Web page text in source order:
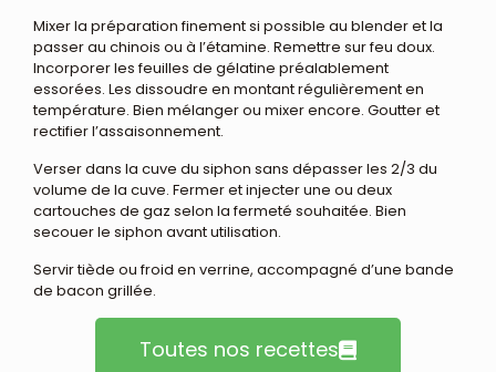
Mixer la préparation finement si possible au blender et la
passer au chinois ou à l’étamine. Remettre sur feu doux.
Incorporer les feuilles de gélatine préalablement
essorées. Les dissoudre en montant régulièrement en
température. Bien mélanger ou mixer encore. Goutter et
rectifier l’assaisonnement.
Verser dans la cuve du siphon sans dépasser les 2/3 du
volume de la cuve. Fermer et injecter une ou deux
cartouches de gaz selon la fermeté souhaitée. Bien
secouer le siphon avant utilisation.
Servir tiède ou froid en verrine, accompagné d’une bande
de bacon grillée.
Toutes nos recettes